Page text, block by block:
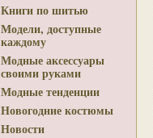
Книги по шитью
Модели, доступные
каждому
Модные аксессуары
своими руками
Модные тенденции
Новогодние костюмы
Новости